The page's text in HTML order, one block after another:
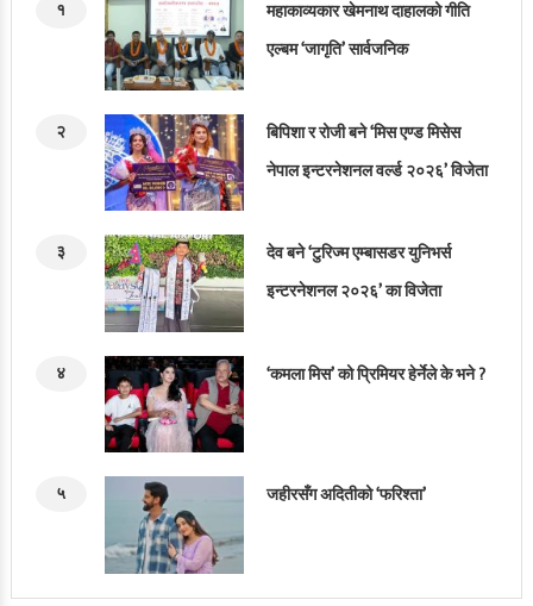
१
महाकाव्यकार खेमनाथ दाहालको गीति
एल्बम ‘जागृति’ सार्वजनिक
२
बिपिशा र रोजी बने ‘मिस एण्ड मिसेस
नेपाल इन्टरनेशनल वर्ल्ड २०२६’ विजेता
३
देव बने ‘टुरिज्म एम्बासडर युनिभर्स
इन्टरनेशनल २०२६’ का विजेता
४ ‘कमला मिस’ को प्रिमियर हेर्नेले के भने ?
५ जहीरसँग अदितीको ‘फरिश्ता’